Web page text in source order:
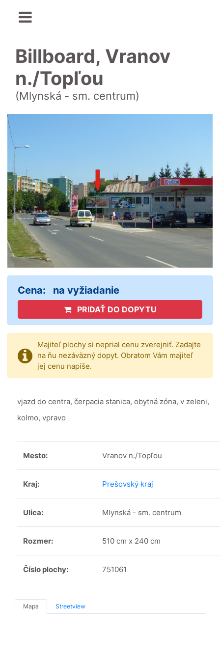
Billboard, Vranov
n./Topľou
(Mlynská - sm. centrum)
Cena: na vyžiadanie
PRIDAŤ DO DOPYTU
Majiteľ plochy si neprial cenu zverejniť. Zadajte
na ňu nezáväzný dopyt. Obratom Vám majiteľ
jej cenu napíše.
vjazd do centra, čerpacia stanica, obytná zóna, v zeleni,
kolmo, vpravo
Mesto: Vranov n./Topľou
Kraj: Prešovský kraj
Ulica: Mlynská - sm. centrum
Rozmer: 510 cm x 240 cm
Číslo plochy: 751061
Mapa Streetview